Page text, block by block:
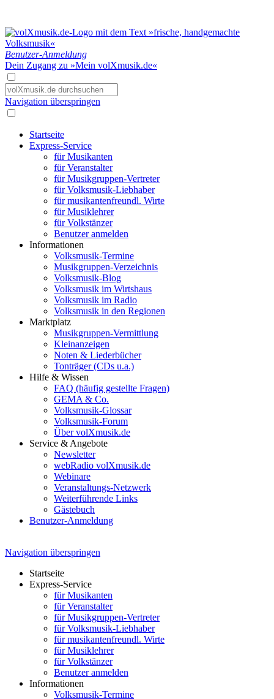
Benutzer-Anmeldung
Dein Zugang zu »Mein volXmusik.de«
Navigation überspringen
Startseite
Express-Service
für Musikanten
für Veranstalter
für Musikgruppen-Vertreter
für Volksmusik-Liebhaber
für musikantenfreundl. Wirte
für Musiklehrer
für Volkstänzer
Benutzer anmelden
Informationen
Volksmusik-Termine
Musikgruppen-Verzeichnis
Volksmusik-Blog
Volksmusik im Wirtshaus
Volksmusik im Radio
Volksmusik in den Regionen
Marktplatz
Musikgruppen-Vermittlung
Kleinanzeigen
Noten & Liederbücher
Tonträger (CDs u.a.)
Hilfe & Wissen
FAQ (häufig gestellte Fragen)
GEMA & Co.
Volksmusik-Glossar
Volksmusik-Forum
Über volXmusik.de
Service & Angebote
Newsletter
webRadio volXmusik.de
Webinare
Veranstaltungs-Netzwerk
Weiterführende Links
Gästebuch
Benutzer-Anmeldung
Navigation überspringen
Startseite
Express-Service
für Musikanten
für Veranstalter
für Musikgruppen-Vertreter
für Volksmusik-Liebhaber
für musikantenfreundl. Wirte
für Musiklehrer
für Volkstänzer
Benutzer anmelden
Informationen
Volksmusik-Termine